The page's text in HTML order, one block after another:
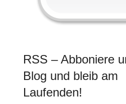
RSS – Abboniere
Blog und bleib am
Laufenden!